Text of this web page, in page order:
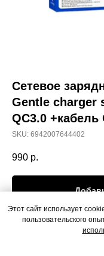
Этот сайт использует
пользовательского
Сетевое
Gentle charger
QC3.0 +кабель
SKU: 6942007644402
990 р.
Сетевое зарядное